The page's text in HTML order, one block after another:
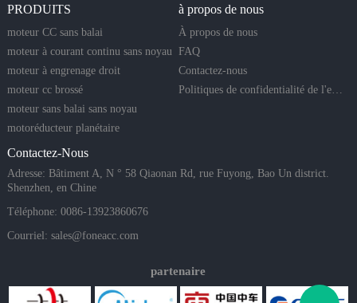
PRODUITS
moteur CC sans balai
moteur à courant continu sans noyau
moteur à engrenage droit
moteur cc brossé
moteur sans balai sans noyau
motoréducteur planétaire
à propos de nous
À propos de nous
FAQ
Contactez-nous
Politiques de confidentialité de l'entreprise
Contactez-Nous
Adresse: Bâtiment A, N ° 58 Qiaonan Rd, rue Fuyong, Bao Un district.
Shenzhen, en Chine
Téléphone: 0086-13923860676
Courriel: sales@foneacc.com
partenaire